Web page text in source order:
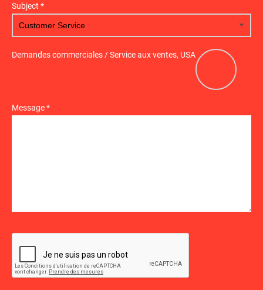
Subject *
Demandes commerciales / Service aux ventes, USA
Message *